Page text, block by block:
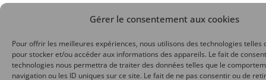
Gérer le consentement aux cookies
Pour offrir les meilleures expériences, nous utilisons des technologies telles
pour stocker et/ou accéder aux informations des appareils. Le fait de
technologies nous permettra de traiter des données telles que le
navigation ou les ID uniques sur ce site. Le fait de ne pas consentir ou de